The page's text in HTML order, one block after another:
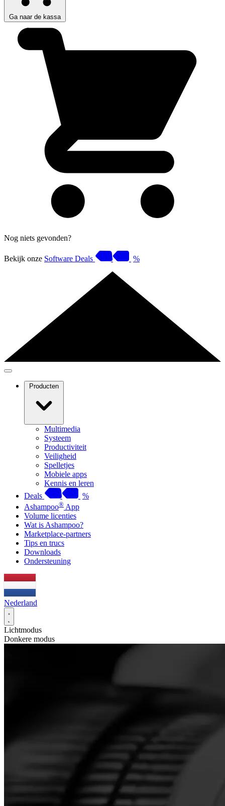
Ga naar de kassa
Nog niets gevonden?
Bekijk onze Software Deals %
Producten
Multimedia
Systeem
Productiviteit
Veiligheid
Spelletjes
Mobiele apps
Kennis en leren
Deals
%
Ashampoo® App
Volume licenties
Wat is Ashampoo?
Marketplace-partners
Tips en trucs
Downloads
Ondersteuning
Nederland
Lichtmodus
Donkere modus